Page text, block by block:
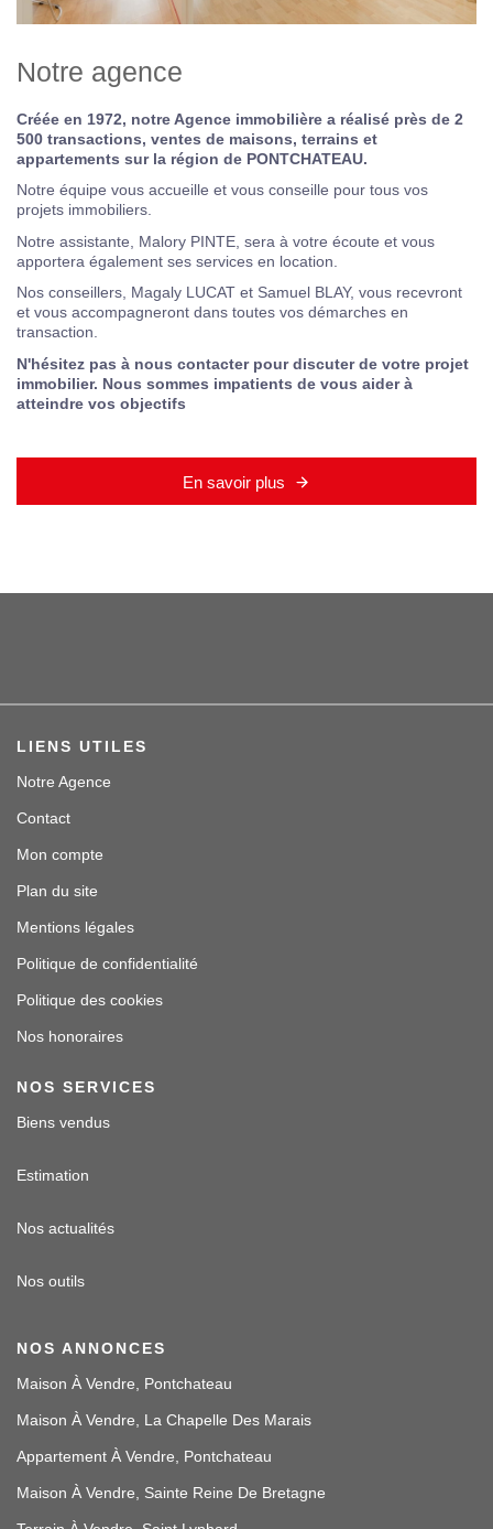
Notre agence
Créée en 1972, notre Agence immobilière a réalisé près de 2
500 transactions, ventes de maisons, terrains et
appartements sur la région de PONTCHATEAU.
Notre équipe vous accueille et vous conseille pour tous vos
projets immobiliers.
Notre assistante, Malory PINTE, sera à votre écoute et vous
apportera également ses services en location.
Nos conseillers, Magaly LUCAT et Samuel BLAY, vous recevront
et vous accompagneront dans toutes vos démarches en
transaction.
N'hésitez pas à nous contacter pour discuter de votre projet
immobilier. Nous sommes impatients de vous aider à
atteindre vos objectifs
En savoir plus
LIENS UTILES
Notre Agence
Contact
Mon compte
Plan du site
Mentions légales
Politique de confidentialité
Politique des cookies
Nos honoraires
NOS SERVICES
Biens vendus
Estimation
Nos actualités
Nos outils
NOS ANNONCES
Maison À Vendre, Pontchateau
Maison À Vendre, La Chapelle Des Marais
Appartement À Vendre, Pontchateau
Maison À Vendre, Sainte Reine De Bretagne